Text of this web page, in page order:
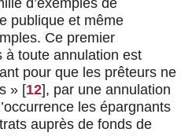
publique et même
Ce premier
à toute annulation est
pour que les prêteurs ne
» [12], par une annulation
les épargnants
auprès de fonds de